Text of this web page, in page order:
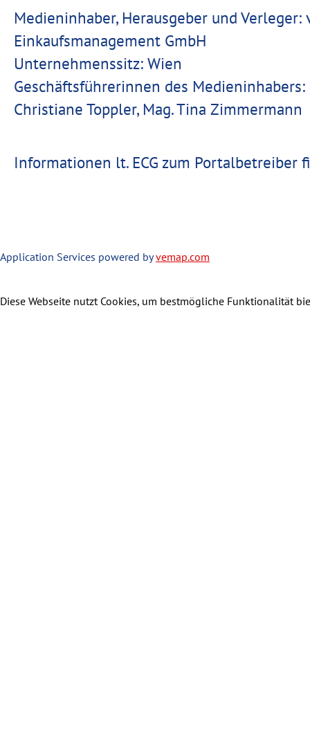
Medieninhaber, Herausgeber und Verleger:
Einkaufsmanagement GmbH
Unternehmenssitz: Wien
Geschäftsführerinnen des Medieninhabers:
Christiane Toppler, Mag. Tina Zimmermann
Informationen lt. ECG zum Portalbetreiber
Application Services powered byvemap.com
Diese Webseite nutzt Cookies, um bestmögliche Funktionalität